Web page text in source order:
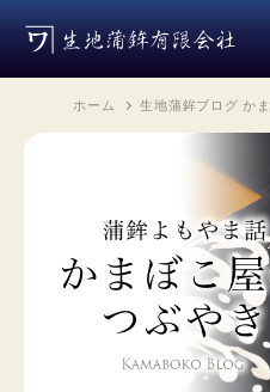
ホーム 生地蒲鉾ブログ か